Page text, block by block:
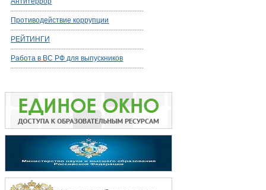
Противодействие коррупции
РЕЙТИНГИ
Работа в ВС РФ для выпускников